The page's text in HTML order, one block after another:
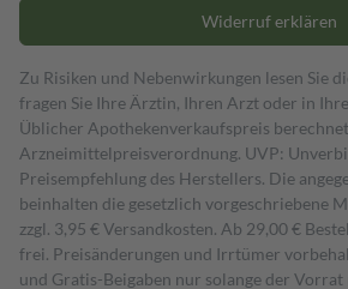
Widerruf erklären
Zu Risiken und Nebenwirkungen lesen Sie
fragen Sie Ihre Ärztin, Ihren Arzt oder in
Üblicher Apothekenverkaufspreis
Arzneimittelpreisverordnung. UVP:
Preisempfehlung des Herstellers. Die
beinhalten die gesetzlich vorgeschriebene
zzgl. 3,95 € Versandkosten. Ab 29,00 €
frei. Preisänderungen und Irrtümer
und Gratis-Beigaben nur solange der Vorrat